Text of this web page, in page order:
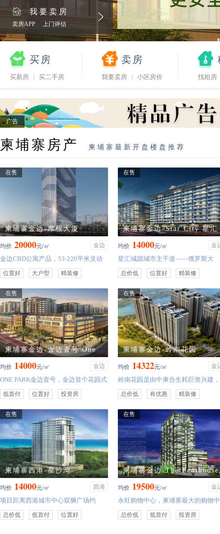
我要卖房
卖房APP 上门评估
买房
买新房 买二手房
卖房
我要卖房 小区房价 找租房
广告
柬埔寨房产 柬埔寨最新开盘楼盘推荐
柬埔寨金边-摩根大厦
在售
均价 20000元/㎡ 金边
金边CBD公寓产品，53-220平米灵动
户型。抢占金边优质物业。金边CBD
城央作品，大楼总高度210米46层，31
层为5.A商务办公层， 8层复式空中别
墅，3层会所内部搭配12米艺术挑高双
大堂配置。15部进口高速电梯
位置好 大户型
精装修
柬埔寨金边-Star City 星汇
城
在售
均价 14000元/㎡ 金
星汇城踞城市主干道——俄罗斯大
道，毗邻国际机场、高架桥入口，规
划中的国际先进AGT交通干线在侧，
享金边核心繁华，出行便利，投资前
景空前。
总价低 位置好 精装修
柬埔寨金边-金边壹号 One
Park
在售
均价 14000元/㎡ 金边
ONE PARK金边壹号，金边首个花园式
社区，集合居住、生态商务、教育、
服务式酒店、体验式购物街为一体的
综合性国际社区。兼具购物、娱乐、
餐饮、居家、旅游、文化体验等不同
功能配套，首创金边国际级一站式都
会生活圈。
低首付 位置好 投资房
柬埔寨金边-岭南花园
在售
均价 14322元/㎡ 金
岭南花园是由中柬合生耗巨资兴建，
以国际一流的建筑标准，打造金边全
新宜居花园式新城，为金边那带来了
全新的生活方式。并融合国际领先的
规划理念，营造金边首屈一指的城央
花园居住环境。
总价低 有优惠
精装修
柬埔寨西港-星沙湾
在售
均价 14000元/㎡ 西港
项目距离西港城市中心双狮广场约
1000米，地段及位置极佳！
总价低 低首付
位置好
柬埔寨金边-The Penthouse
Residence
在售
均价 19500元/㎡ 金
永旺购物中心，柬埔寨最大的购物中
心；索菲特酒店，位于金边市最受欢
迎的地区之一，托尔巴萨克。
总价低 低首付 投资房